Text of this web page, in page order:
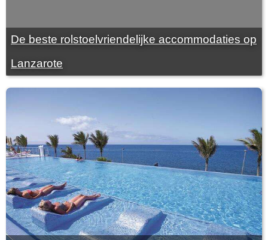
De beste rolstoelvriendelijke accommodaties op
Lanzarote